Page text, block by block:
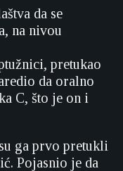
da se
na nivou
pretukao
da oralno
C, što je on i
ga prvo pretukli
Pojasnio je da